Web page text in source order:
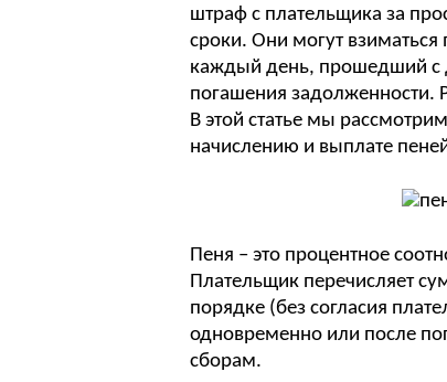
штраф с плательщика за
сроки. Они могут
каждый день, прошедший с
погашения задолженности.
В этой статье мы
начислению и выплате
Пеня – это процентное
Плательщик перечисляет
порядке (без согласия
одновременно или после
сборам.